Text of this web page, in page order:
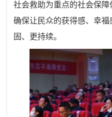
社会救助为重点的社会保障
确保让民众的获得感、幸
固、更持续。